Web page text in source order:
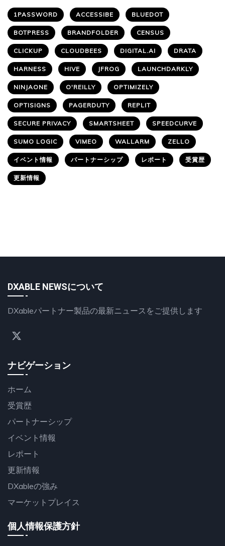
1PASSWORD ACCESSIBE BLUEDOT
BOTPRESS BRANDFOLDER CENSUS
CLICKUP CLOUDBEES DIGITAL.AI DRATA
HARNESS HIVE JFROG LAUNCHDARKLY
NINJAONE O'REILLY OPTIMIZELY
OPTISIGNS PAGERDUTY REPLIT
SECURE PRIVACY SMARTSHEET SPEEDCURVE
SUMO LOGIC VIMEO WALLARM ZELLO
イベント情報 パートナーシップ レポート 受賞歴
更新情報
DXABLE NEWSについて
DXableパートナー製品の最新ニュースをご提供します
ナビゲーション
ホーム
受賞歴
パートナーシップ
イベント情報
レポート
更新情報
DXableの強み
マーケットプレイス
個人情報保護方針